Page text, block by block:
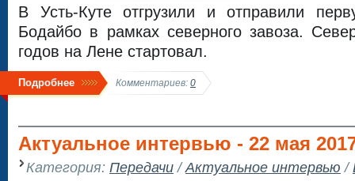
В Усть-Куте отгрузили и отправили
Бодайбо в рамках северного завоза.
годов на Лене стартовал.
Подробнее Комментариев: 0
Актуальное интервью - 22 мая
Категория: Передачи/Актуальное интервью /